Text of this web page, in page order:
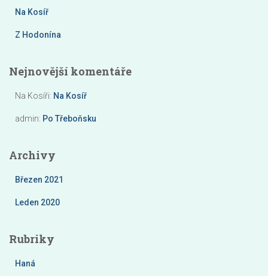
Na Kosíř
Z Hodonína
Nejnovější komentáře
Na Kosíři: Na Kosíř
admin: Po Třeboňsku
Archivy
Březen 2021
Leden 2020
Rubriky
Haná